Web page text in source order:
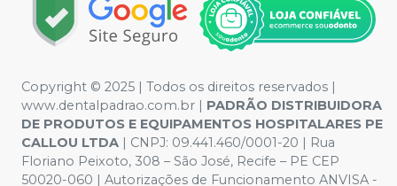
Copyright © 2025 | Todos os direitos reservados |
www.dentalpadrao.com.br | PADRÃO DISTRIBUIDORA
DE PRODUTOS E EQUIPAMENTOS HOSPITALARES PE
CALLOU LTDA | CNPJ: 09.441.460/0001-20 | Rua
Floriano Peixoto, 308 – São José, Recife – PE CEP
50020-060 | Autorizações de Funcionamento ANVISA -